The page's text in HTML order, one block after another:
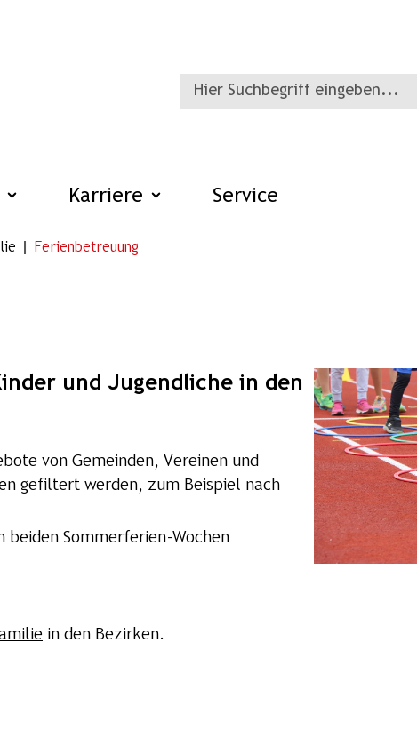
Karriere Service
Ferienbetreuung
und Jugendliche in den
von Gemeinden, Vereinen und
gefiltert werden, zum Beispiel nach
Sommerferien-Wochen
in den Bezirken.